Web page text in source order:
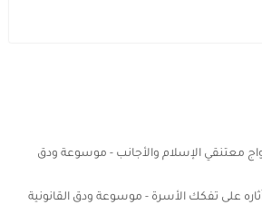
معتنقي الإسلام والأجانب - موسوعة ودق
على تفكك الأسرة - موسوعة ودق القانونية